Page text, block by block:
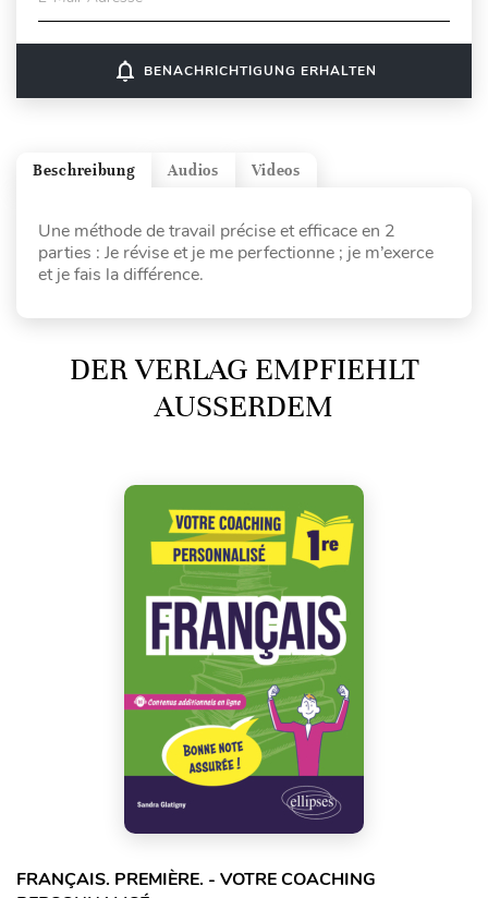
notifications_none BENACHRICHTIGUNG ERHALTEN
Videos
Audios
Beschreibung
Une méthode de travail précise et efficace en 2
parties : Je révise et je me perfectionne ; je m’exerce
et je fais la différence.
DER VERLAG EMPFIEHLT
AUSSERDEM
FRANÇAIS. PREMIÈRE. - VOTRE COACHING